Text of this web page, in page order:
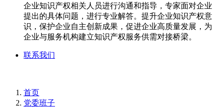
企业知识产权相关人员进行沟通和指导，专家面对企业
提出的具体问题，进行专业解答。提升企业知识产权意
识，保护企业自主创新成果，促进企业高质量发展，为
企业与服务机构建立知识产权服务供需对接桥梁。
联系我们
首页
党委班子